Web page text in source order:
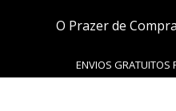
O Prazer de
ENVIOS GRATUITOS